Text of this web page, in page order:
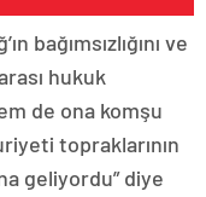
bağımsızlığını ve
hukuk
de ona komşu
topraklarının
geliyordu” diye